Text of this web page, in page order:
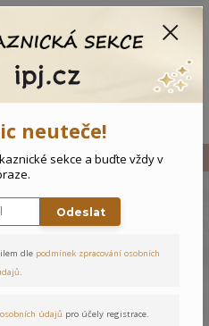
Moře
neuteče!
sekce a buďte vždy v
Odeslat
dle podmínek zpracování osobních
.
údajů pro účely registrace.